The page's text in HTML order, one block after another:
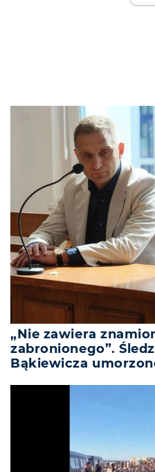
„Nie zawiera
zabronionego”.
Bąkiewicza